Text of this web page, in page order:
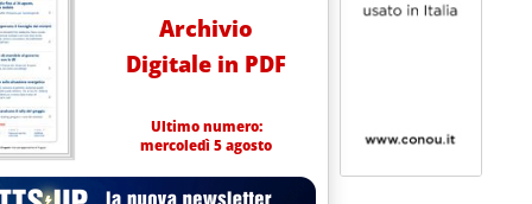
Archivio
Digitale in PDF
Ultimo numero:
mercoledì 5 agosto